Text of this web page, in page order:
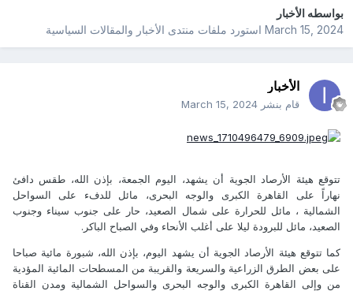
بواسطهالأخبار
March 15, 2024استورد ملفات منتدى الأخبار والمقالات السياسية
الأخبار
قام بنشر March 15, 2024
تتوقع هيئة الأرصاد الجوية أن يشهد، اليوم الجمعة، بإذن الله، طقس دافئ
نهاراً على القاهرة الكبرى والوجه البحرى، مائل للدفء على السواحل
الشمالية ، مائل للحرارة على شمال الصعيد، حار على جنوب سيناء وجنوب
الصعيد، مائل للبرودة ليلا على أغلب الأنحاء وفي الصباح الباكر.
كما تتوقع هيئة الأرصاد الجوية أن يشهد اليوم، بإذن الله، شبورة مائية صباحا
على بعض الطرق الزراعية والسريعة والقريبة من المسطحات المائية المؤدية
من وإلى القاهرة الكبرى والوجه البحرى والسواحل الشمالية ومدن القناة